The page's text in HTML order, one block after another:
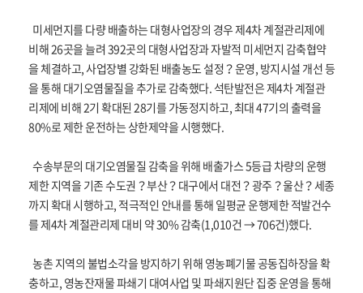
미세먼지를 다량 배출하는 대형사업장의 경우 제4차 계절관리제에
비해 26곳을 늘려 392곳의 대형사업장과 자발적 미세먼지 감축협약
을 체결하고, 사업장별 강화된 배출농도 설정？운영, 방지시설 개선 등
을 통해 대기오염물질을 추가로 감축했다. 석탄발전은 제4차 계절관
리제에 비해 2기 확대된 28기를 가동정지하고, 최대 47기의 출력을
80%로 제한 운전하는 상한제약을 시행했다.
수송부문의 대기오염물질 감축을 위해 배출가스 5등급 차량의 운행
제한 지역을 기존 수도권？부산？대구에서 대전？광주？울산？세종
까지 확대 시행하고, 적극적인 안내를 통해 일평균 운행제한 적발건수
를 제4차 계절관리제 대비 약 30% 감축(1,010건 → 706건)했다.
농촌 지역의 불법소각을 방지하기 위해 영농폐기물 공동집하장을 확
충하고, 영농잔재물 파쇄기 대여사업 및 파쇄지원단 집중 운영을 통해